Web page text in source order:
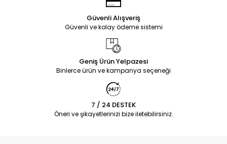
Güvenli Alışveriş
Güvenli ve kolay ödeme sistemi
Geniş Ürün Yelpazesi
Binlerce ürün ve kampanya seçeneği
7 / 24 DESTEK
Öneri ve şikayetlerinizi bize iletebilirsiniz.